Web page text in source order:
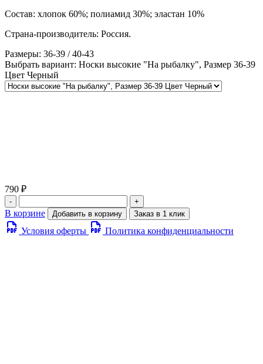
Состав: хлопок 60%; полиамид 30%; эластан 10%
Страна-производитель: Россия.
Размеры: 36-39 / 40-43
Выбрать вариант: Носки высокие "На рыбалку", Размер 36-39
Цвет Черный
790 ₽
- +
В корзине Добавить в корзину Заказ в 1 клик
Условия оферты Политика конфиденциальности